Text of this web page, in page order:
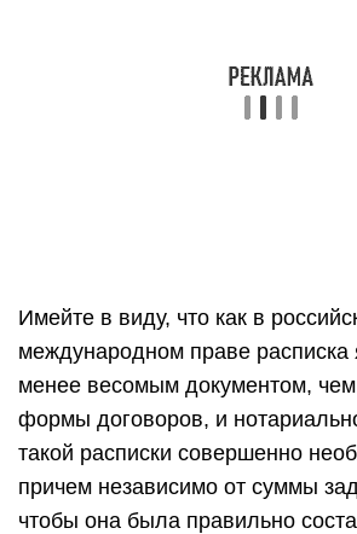
Имейте в виду, что как в
международном праве расписка
менее весомым документом,
формы договоров, и
такой расписки совершенно
причем независимо от суммы
чтобы она была правильно